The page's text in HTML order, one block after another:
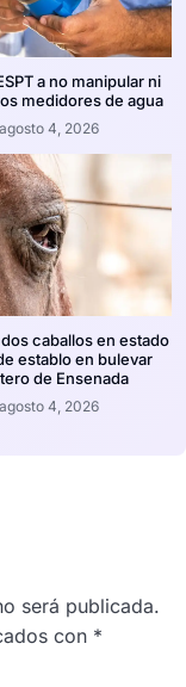
a no manipular ni
medidores de agua
agosto 4, 2026
caballos en estado
establo en bulevar
de Ensenada
agosto 4, 2026
será publicada.
con *